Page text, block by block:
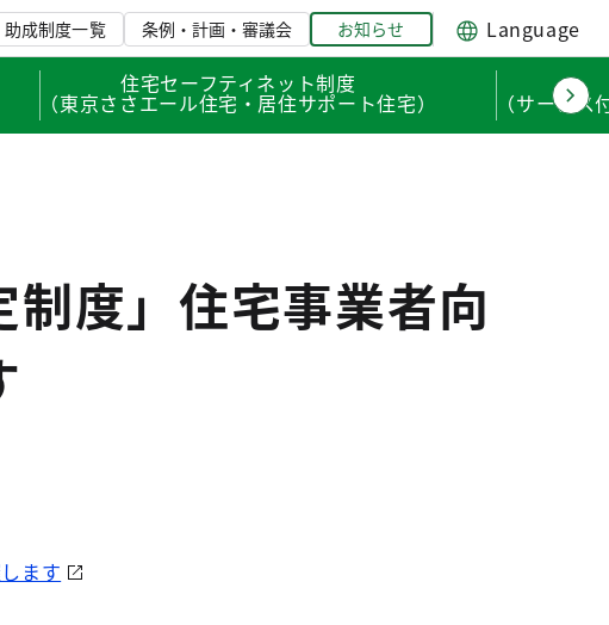
助成制度一覧 条例・計画・審議会 お知らせ
Language
住宅セーフティネット制度
（東京ささエール住宅・居住サポート住宅） （サービ
制度」住宅事業者向
ます